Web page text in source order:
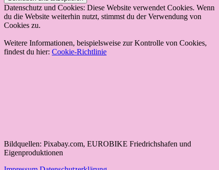
Datenschutz und Cookies: Diese Website verwendet Cookies. Wenn
du die Website weiterhin nutzt, stimmst du der Verwendung von
Cookies zu.
Weitere Informationen, beispielsweise zur Kontrolle von Cookies,
findest du hier: Cookie-Richtlinie
Bildquellen: Pixabay.com, EUROBIKE Friedrichshafen und
Eigenproduktionen